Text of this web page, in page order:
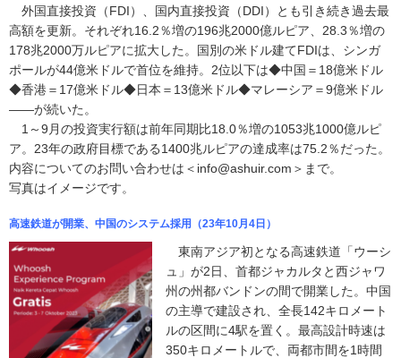
外国直接投資（FDI）、国内直接投資（DDI）とも引き続き過去最
高額を更新。それぞれ16.2％増の196兆2000億ルピア、28.3％増の
178兆2000万ルピアに拡大した。国別の米ドル建てFDIは、シンガ
ポールが44億米ドルで首位を維持。2位以下は◆中国＝18億米ドル
◆香港＝17億米ドル◆日本＝13億米ドル◆マレーシア＝9億米ドル
――が続いた。
1～9月の投資実行額は前年同期比18.0％増の1053兆1000億ルピ
ア。23年の政府目標である1400兆ルピアの達成率は75.2％だった。
内容についてのお問い合わせは＜info@ashuir.com＞まで。
写真はイメージです。
高速鉄道が開業、中国のシステム採用（23年10月4日）
東南アジア初となる高速鉄道「ウーシ
ュ」が2日、首都ジャカルタと西ジャワ
州の州都バンドンの間で開業した。中国
の主導で建設され、全長142キロメート
ルの区間に4駅を置く。最高設計時速は
350キロメートルで、両都市間を1時間